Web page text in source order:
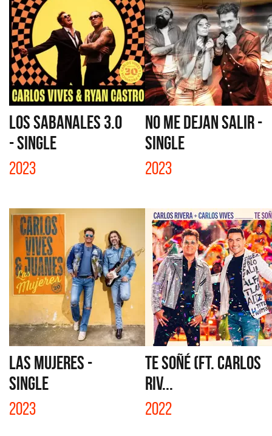
LOS SABANALES 3.0
- SINGLE
2023
NO ME DEJAN SALIR -
SINGLE
2023
LAS MUJERES -
SINGLE
2023
TE SOÑÉ (FT. CARLOS
RIV...
2022